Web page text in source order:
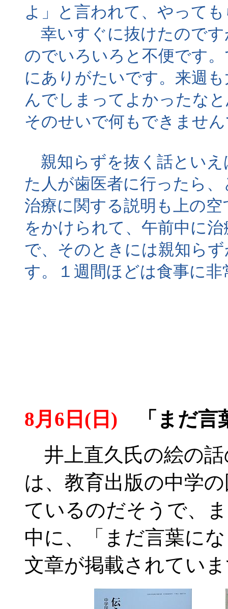
よ」と言われて、やって
幸いすぐに抜けたので
のでいろいろと不便です
にありがたいです。来週
んでしまってよかったな
そのせいで何もできませ
親知らずを抜く話といえ
た人が歯医者に行ったら
治療に関する説明も上の
をかけられて、午前中に
で、そのときには親知ら
す。１週間ほどは食事に
8月6日(日) 「まだ言
井上直久氏の絵の
は、教育出版の中学
ているのだそうで、
中に、「まだ言葉に
文章が掲載されてい